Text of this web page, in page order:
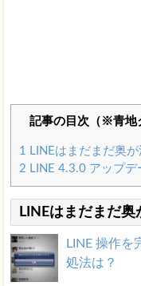
記事の目次（※青地
1 LINEはまだまだ奥が
2 LINE 4.3.0 アップ
LINEはまだまだ奥
LINE 操作
処法は？